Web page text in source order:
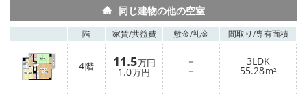
同じ建物の他の空室
階 家賃/共益費 敷金/礼金 間取り/専有面積
4階 11.5万円
1.0万円
－
－
3LDK
55.28m²